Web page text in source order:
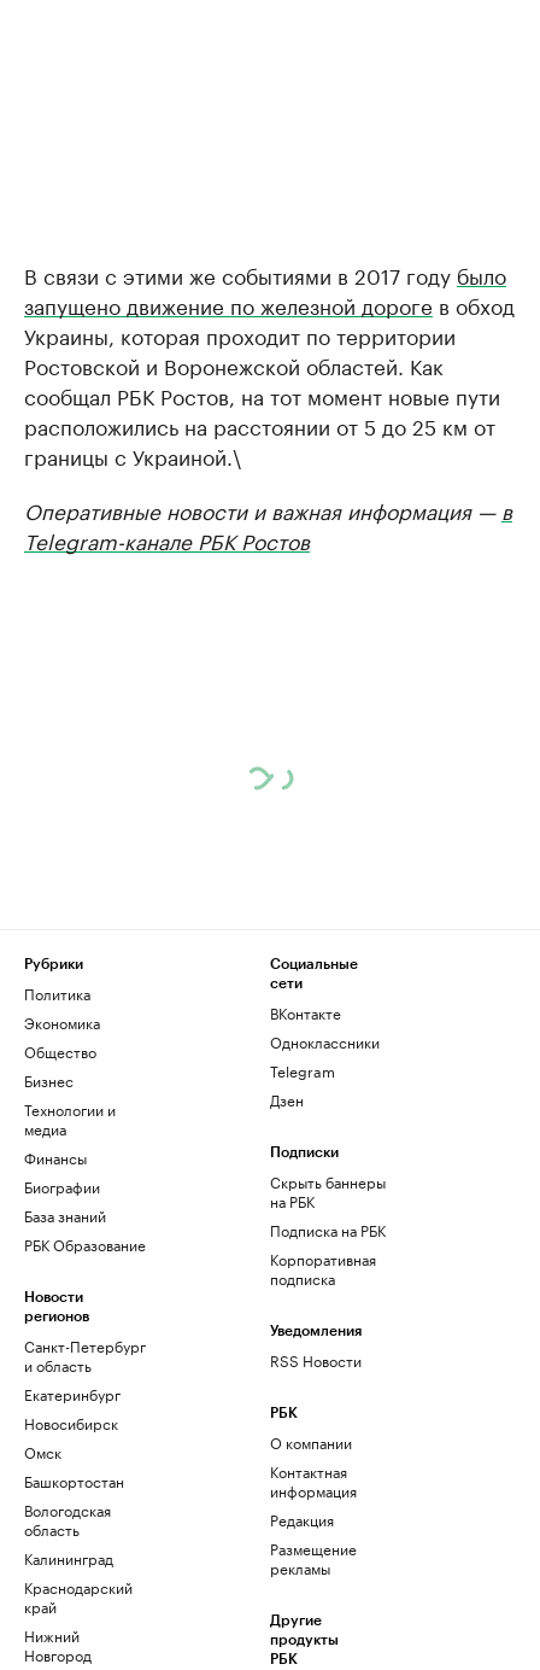
В связи с этими же событиями в 2017 году было
запущено движение по железной дороге в обход
Украины, которая проходит по территории
Ростовской и Воронежской областей. Как
сообщал РБК Ростов, на тот момент новые пути
расположились на расстоянии от 5 до 25 км от
границы с Украиной.\
Оперативные новости и важная информация — в
Telegram-канале РБК Ростов
Рубрики
Политика
Экономика
Общество
Бизнес
Технологии и
медиа
Финансы
Биографии
База знаний
РБК Образование
Новости
регионов
Санкт-Петербург
и область
Екатеринбург
Новосибирск
Омск
Башкортостан
Вологодская
область
Калининград
Краснодарский
край
Нижний
Новгород
Социальные
сети
ВКонтакте
Одноклассники
Telegram
Дзен
Подписки
Скрыть баннеры
на РБК
Подписка на РБК
Корпоративная
подписка
Уведомления
RSS Новости
РБК
О компании
Контактная
информация
Редакция
Размещение
рекламы
Другие
продукты
РБК